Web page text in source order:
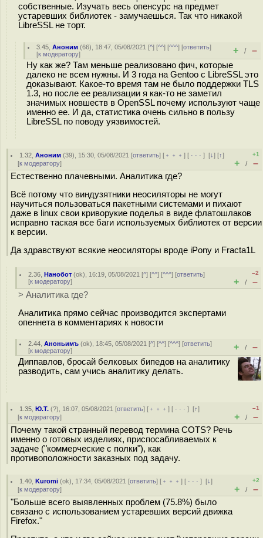
собственные. Изучать весь опенсурс на предмет
устаревших библиотек - замучаешься. Так что никакой
LibreSSL не торт.
3.45 ,Аноним (66), 18:47, 05/08/2021 [^] [^^] [^^^] [ответить]
[к модератору] + / –
Ну как же? Там меньше реализовано фич, которые
далеко не всем нужны. И 3 года на Gentoo с LibreSSL это
доказывают. Какое-то время там не было поддержки TLS
1.3, но после ее реализации я как-то не заметил
значимых новшеств в OpenSSL почему используют чаще
именно ее. И да, статистика очень сильно в пользу
LibreSSL по поводу уязвимостей.
1.32 ,Аноним (39), 15:30, 05/08/2021 [ответить] [ ﹢﹢﹢] [ · · ·][↓] [↑]
[к модератору]
+1
+ / –
Естественно плачевными. Аналитика где?
Всё потому что виндузятники неосиляторы не могут
научиться пользоваться пакетными системами и пихают
даже в linux свои криворукие поделья в виде флатошлаков
исправно таская все баги используемых библиотек от версии
к версии.
Да здравствуют всякие неосиляторы вроде iPony и Fracta1L
2.36 ,Нанобот (ok), 16:19, 05/08/2021 [^] [^^] [^^^] [ответить]
[к модератору]
–2
+ / –
> Аналитика где?
Аналитика прямо сейчас производится экспертами
опеннета в комментариях к новости
2.44 ,Аноньимъ (ok), 18:45, 05/08/2021 [^] [^^] [^^^] [ответить]
[к модератору] + / –
Диппавлов, бросай белковых бипедов на аналитику
разводить, сам учись аналитику делать.
1.35 ,Ю.Т. (?), 16:07, 05/08/2021 [ответить] [ ﹢﹢﹢] [ · · ·][↑]
[к модератору]
–1
+ / –
Почему такой странный перевод термина COTS? Речь
именно о готовых изделиях, приспосабливаемых к
задаче ("коммерческие с полки"), как
противоположности заказных под задачу.
1.40 ,Kuromi (ok), 17:34, 05/08/2021 [ответить] [ ﹢﹢﹢] [ · · ·][↓]
[к модератору]
+2
+ / –
"Больше всего выявленных проблем (75.8%) было
связано с использованием устаревших версий движка
Firefox."